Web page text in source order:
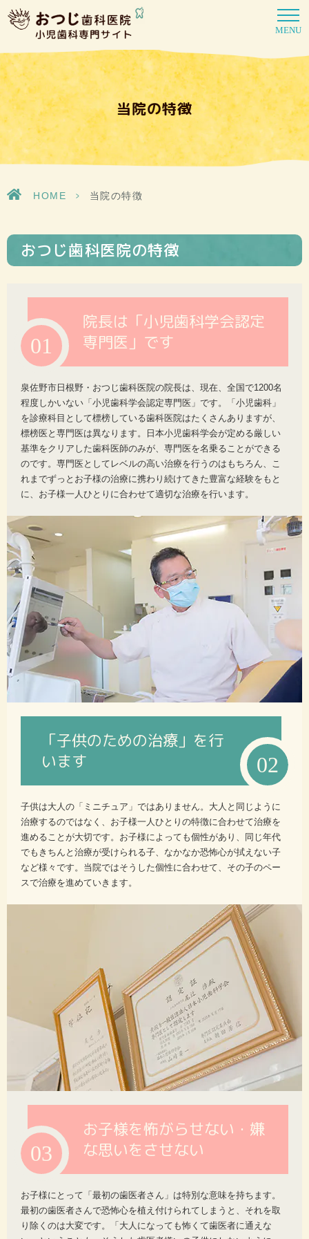
MENU
当院の特徴
HOME > 当院の特徴
おつじ歯科医院の特徴
01
院長は「小児歯科学会認定
専門医」です
泉佐野市日根野・おつじ歯科医院の院長は、現在、全国で1200名
程度しかいない「小児歯科学会認定専門医」です。「小児歯科」
を診療科目として標榜している歯科医院はたくさんありますが、
標榜医と専門医は異なります。日本小児歯科学会が定める厳しい
基準をクリアした歯科医師のみが、専門医を名乗ることができる
のです。専門医としてレベルの高い治療を行うのはもちろん、こ
れまでずっとお子様の治療に携わり続けてきた豊富な経験をもと
に、お子様一人ひとりに合わせて適切な治療を行います。
02
「子供のための治療」を行
います
子供は大人の「ミニチュア」ではありません。大人と同じように
治療するのではなく、お子様一人ひとりの特徴に合わせて治療を
進めることが大切です。お子様によっても個性があり、同じ年代
でもきちんと治療が受けられる子、なかなか恐怖心が拭えない子
など様々です。当院ではそうした個性に合わせて、その子のペー
スで治療を進めていきます。
03
お子様を怖がらせない・嫌
な思いをさせない
お子様にとって「最初の歯医者さん」は特別な意味を持ちます。
最初の歯医者さんで恐怖心を植え付けられてしまうと、それを取
り除くのは大変です。「大人になっても怖くて歯医者に通えな